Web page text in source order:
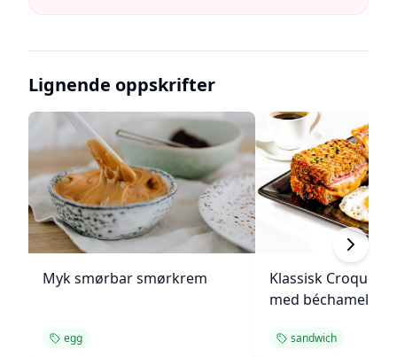
Lignende oppskrifter
Myk smørbar smørkrem
egg
Klassisk Croque
med
sandwich